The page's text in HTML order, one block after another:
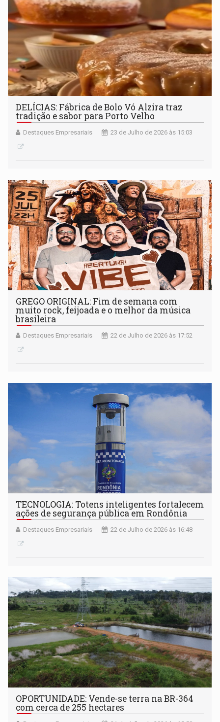
DELÍCIAS: Fábrica de Bolo Vó Alzira traz
tradição e sabor para Porto Velho
Destaques Empresariais 23 de Julho de 2026 às 15:03
GREGO ORIGINAL: Fim de semana com
muito rock, feijoada e o melhor da música
brasileira
Destaques Empresariais 22 de Julho de 2026 às 17:52
TECNOLOGIA: Totens inteligentes fortalecem
ações de segurança pública em Rondônia
Destaques Empresariais 22 de Julho de 2026 às 16:48
OPORTUNIDADE: Vende-se terra na BR-364
com cerca de 255 hectares